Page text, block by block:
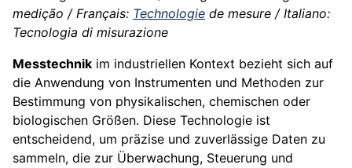
medição / Français: Technologie de mesure / Italiano:
Tecnologia di misurazione
Messtechnik im industriellen Kontext bezieht sich auf
die Anwendung von Instrumenten und Methoden zur
Bestimmung von physikalischen, chemischen oder
biologischen Größen. Diese Technologie ist
entscheidend, um präzise und zuverlässige Daten zu
sammeln, die zur Überwachung, Steuerung und